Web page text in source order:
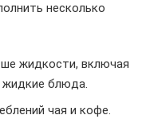
несколько
жидкости, включая
жидкие блюда.
чая и кофе.